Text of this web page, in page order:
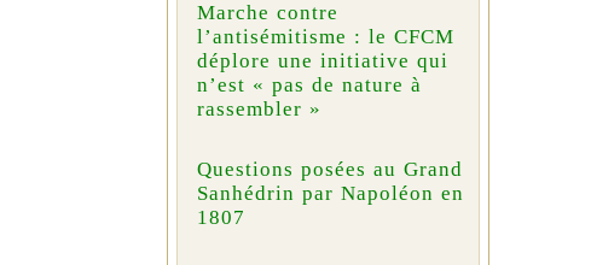
Marche contre
l’antisémitisme : le CFCM
déplore une initiative qui
n’est « pas de nature à
rassembler »
Questions posées au Grand
Sanhédrin par Napoléon en
1807